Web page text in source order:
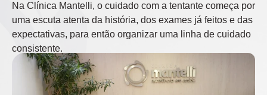
Na Clínica Mantelli, o cuidado com a tentante começa por
uma escuta atenta da história, dos exames já feitos e das
expectativas, para então organizar uma linha de cuidado
consistente.